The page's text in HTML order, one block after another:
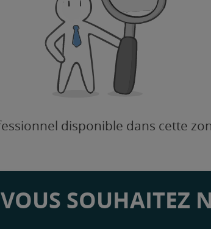
disponible dans cette
SOUHAITEZ